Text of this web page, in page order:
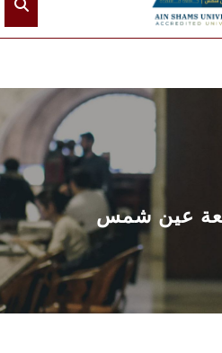
الرئيسيـة
عن الجامعة
القطاعـات
الشئون الأكاديمية
البحث العلمي
عين شمس